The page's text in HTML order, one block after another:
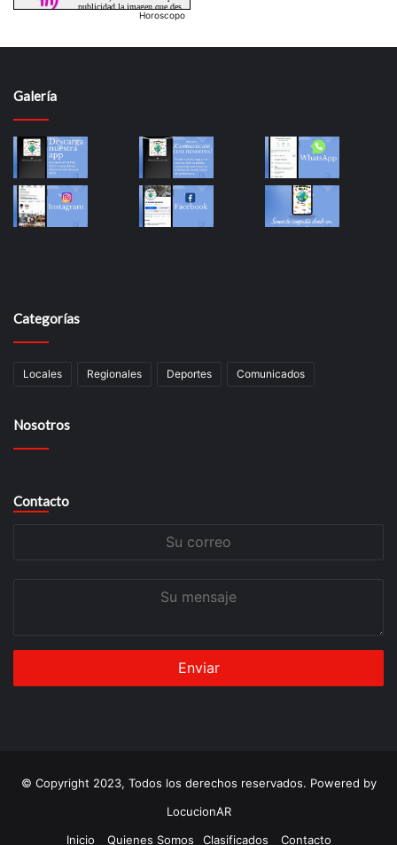
Horoscopo
Galería
Categorías
Locales Regionales Deportes Comunicados
Nosotros
Contacto
© Copyright 2023, Todos los derechos reservados. Powered by
LocucionAR
Inicio
Quienes Somos Clasificados Contacto